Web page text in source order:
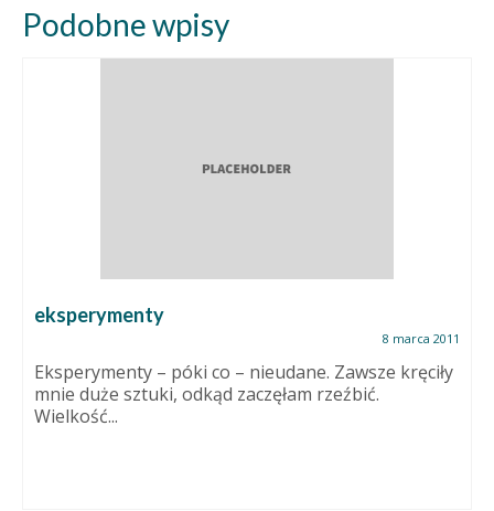
Podobne wpisy
eksperymenty
8 marca 2011
Eksperymenty – póki co – nieudane. Zawsze kręciły
mnie duże sztuki, odkąd zaczęłam rzeźbić.
Wielkość...